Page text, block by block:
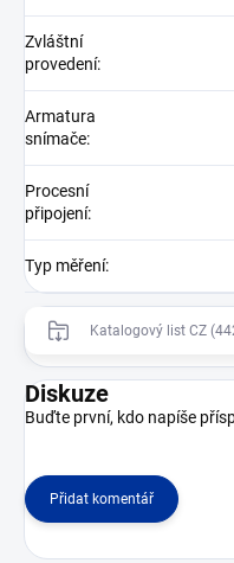
Zvláštní
provedení:
Armatura
snímače:
Procesní
připojení:
Typ měření:
Katalogový list CZ
Diskuze
Buďte první, kdo napíše
Přidat komentář